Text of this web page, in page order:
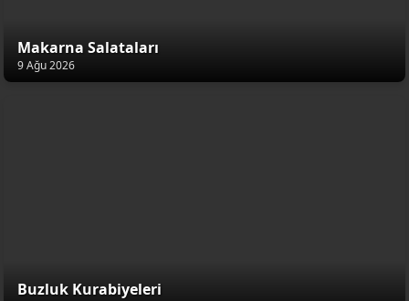
Makarna Salataları
9 Ağu 2026
Buzluk Kurabiyeleri